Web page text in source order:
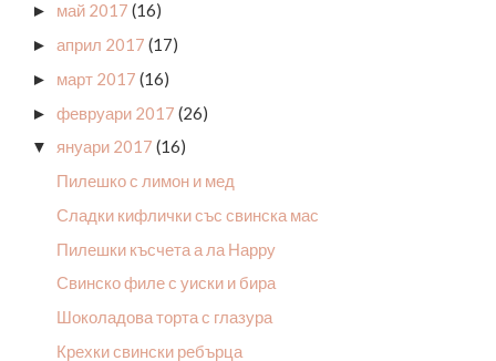
► май 2017 (16)
► април 2017 (17)
► март 2017 (16)
► февруари 2017 (26)
▼ януари 2017 (16)
Пилешко с лимон и мед
Сладки кифлички със свинска мас
Пилешки късчета а ла Нарру
Свинско филе с уиски и бира
Шоколадова торта с глазура
Крехки свински ребърца